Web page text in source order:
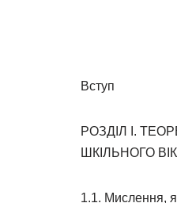
Вступ
РОЗДІЛ I.
ШКІЛЬНОГО
1.1. Мислення,